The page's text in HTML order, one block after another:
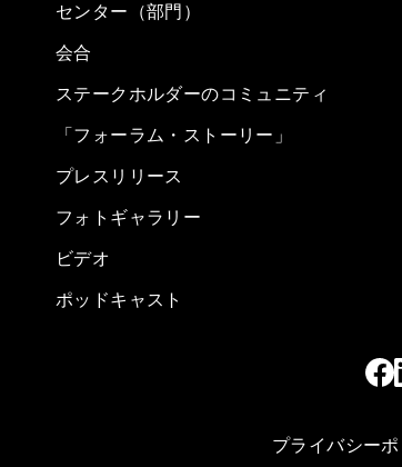
センター（部門）
会合
ステークホルダーのコミュニティ
「フォーラム・ストーリー」
プレスリリース
フォトギャラリー
ビデオ
ポッドキャスト
プライバシー